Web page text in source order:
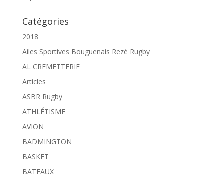
Catégories
2018
Ailes Sportives Bouguenais Rezé Rugby
AL CREMETTERIE
Articles
ASBR Rugby
ATHLÉTISME
AVION
BADMINGTON
BASKET
BATEAUX